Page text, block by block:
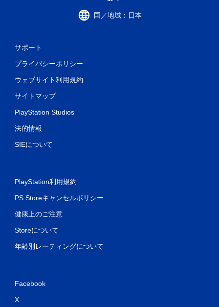
国／地域：日本
サポート
プライバシーポリシー
ウェブサイト利用規約
サイトマップ
PlayStation Studios
法的情報
SIEについて
PlayStation利用規約
PS Storeキャンセルポリシー
健康上のご注意
Storeについて
年齢別レーティングについて
Facebook
X